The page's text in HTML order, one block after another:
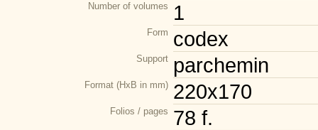
Number of volumes 1
Form codex
Support parchemin
Format (HxB in mm) 220x170
Folios / pages 78 f.